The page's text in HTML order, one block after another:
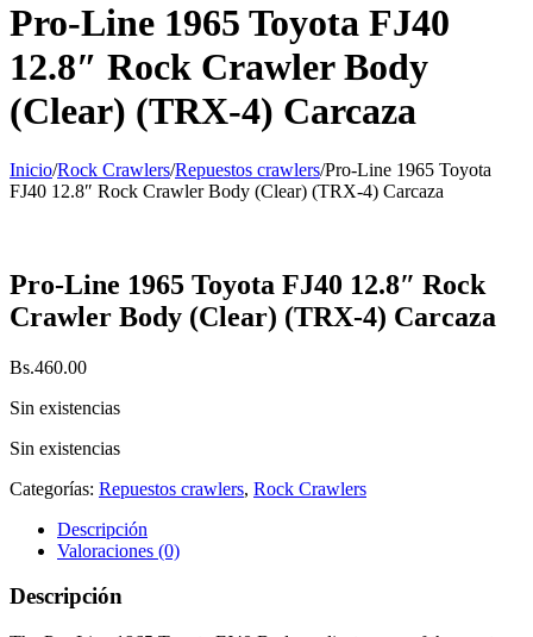
Pro-Line 1965 Toyota FJ40
12.8″ Rock Crawler Body
(Clear) (TRX-4) Carcaza
Inicio/Rock Crawlers/Repuestos crawlers/Pro-Line 1965 Toyota
FJ40 12.8″ Rock Crawler Body (Clear) (TRX-4) Carcaza
Pro-Line 1965 Toyota FJ40 12.8″ Rock
Crawler Body (Clear) (TRX-4) Carcaza
Bs.460.00
Sin existencias
Sin existencias
Categorías: Repuestos crawlers, Rock Crawlers
Descripción
Valoraciones (0)
Descripción